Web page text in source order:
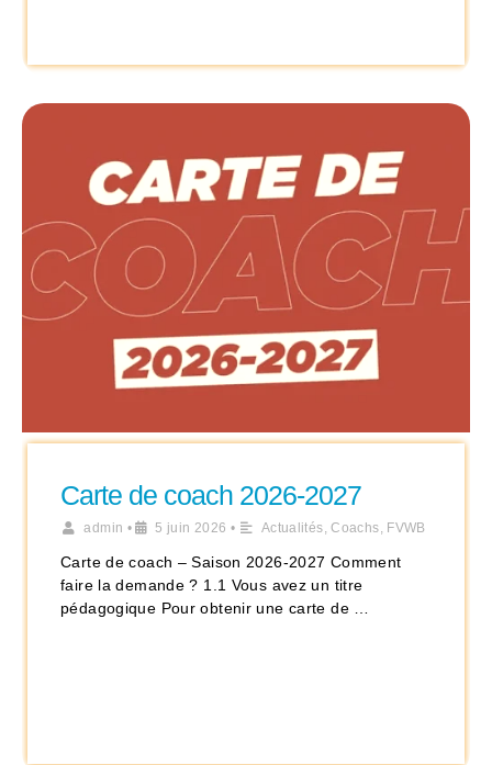
Carte de coach 2026-2027
admin • 5 juin 2026 • Actualités,Coachs, FVWB
Carte de coach – Saison 2026-2027 Comment
faire la demande ? 1.1 Vous avez un titre
pédagogique Pour obtenir une carte de …